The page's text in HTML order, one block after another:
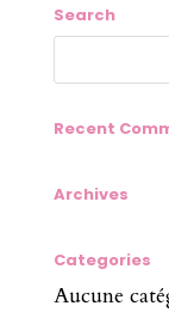
Search
Recent
Archives
Categories
Aucune